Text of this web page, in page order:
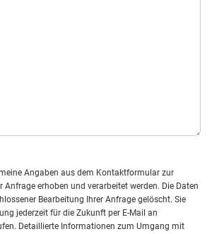
Angaben aus dem Kontaktformular zur
Anfrage erhoben und verarbeitet werden. Die Daten
Bearbeitung Ihrer Anfrage gelöscht. Sie
jederzeit für die Zukunft per E-Mail an
Detaillierte Informationen zum Umgang mit